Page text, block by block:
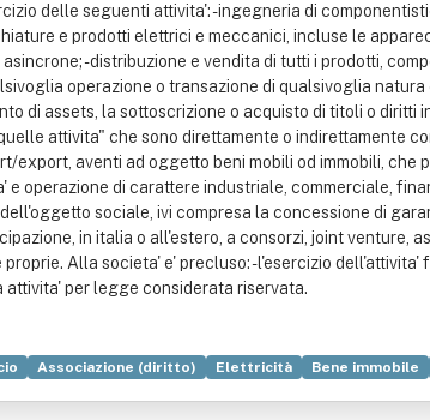
delle seguenti attivita': - ingegneria di
e prodotti elettrici e meccanici, incluse le
- distribuzione e vendita di tutti i prodotti,
operazione o transazione di qualsivoglia
di assets, la sottoscrizione o acquisto di titoli o diritti
attivita" che sono direttamente o indirettamente
export, aventi ad oggetto beni mobili od immobili,
operazione di carattere industriale, commerciale,
sociale, ivi compresa la concessione di
in italia o all'estero, a consorzi, joint venture,
Alla societa' e' precluso: - l'esercizio
attivita' per legge considerata riservata.
Associazione (diritto) Elettricità Bene immobile